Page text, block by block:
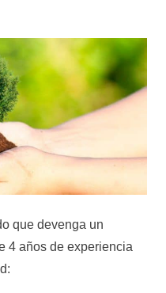
que devenga un
4 años de experiencia